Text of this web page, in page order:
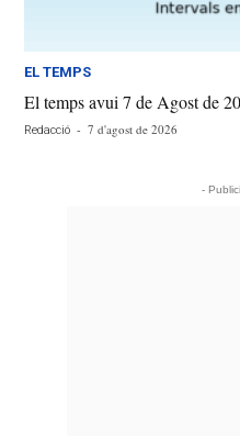
EL TEMPS
El temps avui 7 de Agost de
Redacció - 7 d'agost de 2026
-